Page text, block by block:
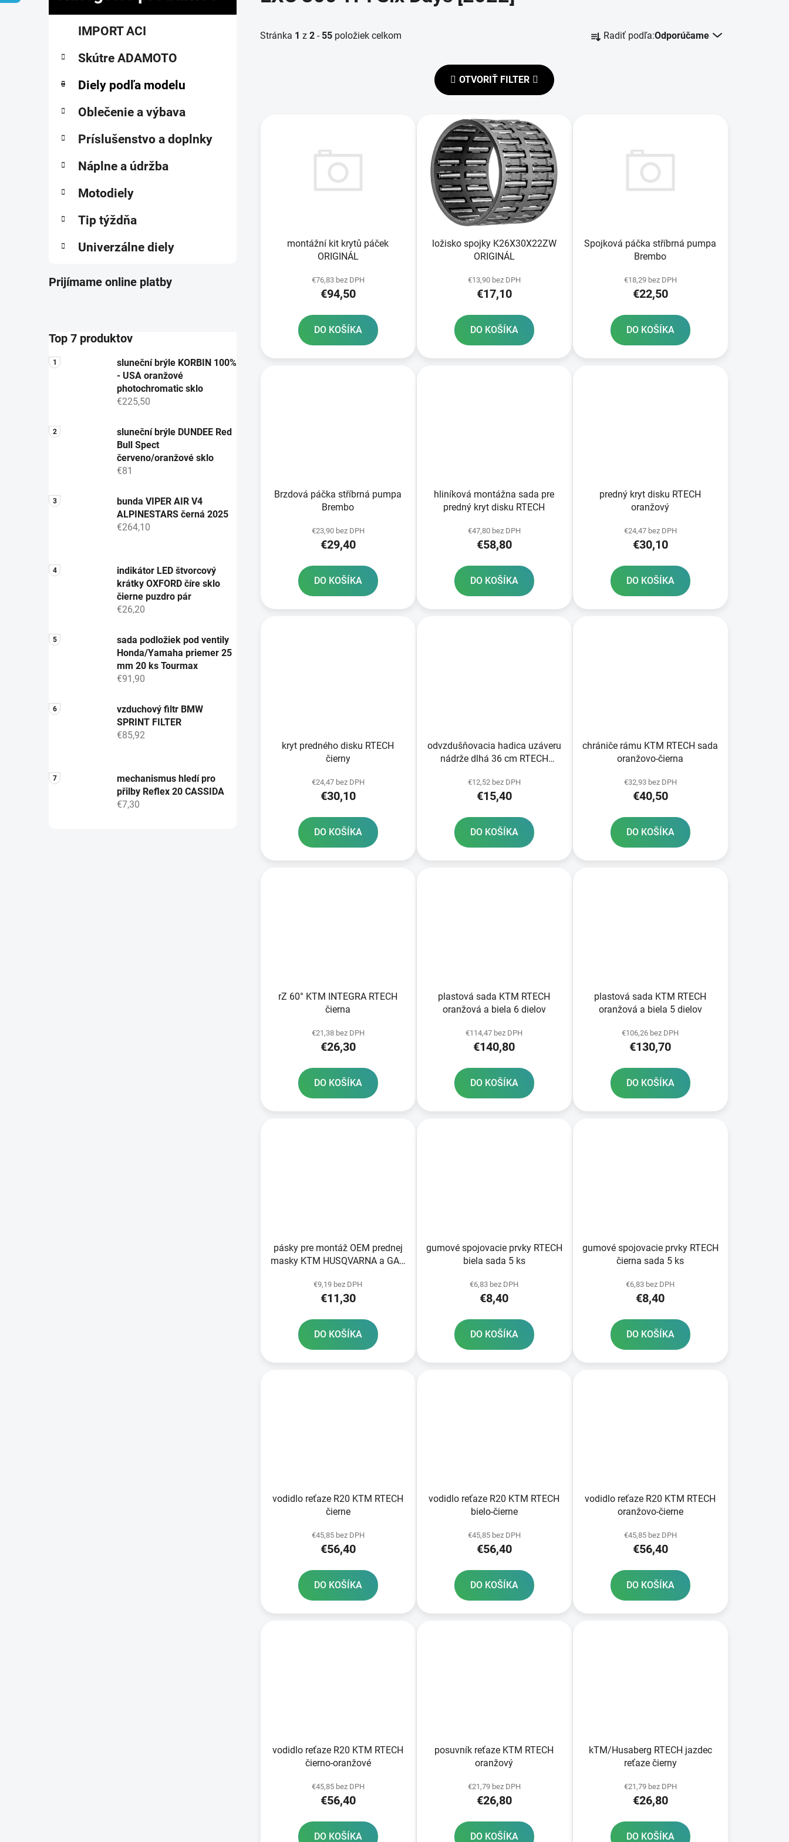
č
kategórieIMPORT ACI
Skútre ADAMOTO
Diely podľa modelu
Oblečenie a výbava
Príslušenstvo a doplnky
Náplne a údržba
Motodiely
Tip týždňa
Univerzálne diely
Prijímame online platby
Top 7 produktov
sluneční brýle KORBIN 100%
- USA oranžové
photochromatic sklo
€225,50
sluneční brýle DUNDEE Red
Bull Spect
červeno/oranžové sklo
€81
bunda VIPER AIR V4
ALPINESTARS černá 2025
€264,10
indikátor LED štvorcový
krátky OXFORD číre sklo
čierne puzdro pár
€26,20
sada podložiek pod ventily
Honda/Yamaha priemer 25
mm 20 ks Tourmax
€91,90
vzduchový filtr BMW
SPRINT FILTER
€85,92
mechanismus hledí pro
přilby Reflex 20 CASSIDA
€7,30
Stránka 1 z 2 - 55 položiek celkom
a
o
Radiť podľa:Odporúčame
OTVORIŤ FILTER
montážní kit krytů páček
ORIGINÁL
€76,83 bez DPH
€94,50
DO KOŠÍKA
ložisko spojky K26X30X22ZW
ORIGINÁL
€13,90 bez DPH
€17,10
DO KOŠÍKA
Spojková páčka stříbrná pumpa
Brembo
€18,29 bez DPH
€22,50
DO KOŠÍKA
Brzdová páčka stříbrná pumpa
Brembo
€23,90 bez DPH
€29,40
DO KOŠÍKA
hliníková montážna sada pre
predný kryt disku RTECH
€47,80 bez DPH
€58,80
DO KOŠÍKA
predný kryt disku RTECH
oranžový
€24,47 bez DPH
€30,10
DO KOŠÍKA
kryt predného disku RTECH
čierny
€24,47 bez DPH
€30,10
DO KOŠÍKA
odvzdušňovacia hadica uzáveru
nádrže dlhá 36 cm RTECH
€12,52 bez DPH
€15,40
DO KOŠÍKA
chrániče rámu KTM RTECH sada
oranžovo-čierna
€32,93 bez DPH
€40,50
DO KOŠÍKA
rZ 60° KTM INTEGRA RTECH
čierna
€21,38 bez DPH
€26,30
DO KOŠÍKA
plastová sada KTM RTECH
oranžová a biela 6 dielov
€114,47 bez DPH
€140,80
DO KOŠÍKA
plastová sada KTM RTECH
oranžová a biela 5 dielov
€106,26 bez DPH
€130,70
DO KOŠÍKA
pásky pre montáž OEM prednej
masky KTM HUSQVARNA a GAS
€9,19 bez DPH
€11,30
DO KOŠÍKA
gumové spojovacie prvky RTECH
biela sada 5 ks
€6,83 bez DPH
€8,40
DO KOŠÍKA
gumové spojovacie prvky RTECH
čierna sada 5 ks
€6,83 bez DPH
€8,40
DO KOŠÍKA
vodidlo reťaze R20 KTM RTECH
čierne
€45,85 bez DPH
€56,40
DO KOŠÍKA
vodidlo reťaze R20 KTM RTECH
bielo-čierne
€45,85 bez DPH
€56,40
DO KOŠÍKA
vodidlo reťaze R20 KTM RTECH
oranžovo-čierne
€45,85 bez DPH
€56,40
DO KOŠÍKA
vodidlo reťaze R20 KTM RTECH
čierno-oranžové
€45,85 bez DPH
€56,40
DO KOŠÍKA
posuvník reťaze KTM RTECH
oranžový
€21,79 bez DPH
€26,80
DO KOŠÍKA
kTM/Husaberg RTECH jazdec
reťaze čierny
€21,79 bez DPH
€26,80
DO KOŠÍKA